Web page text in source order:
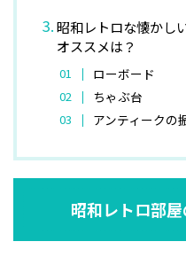
昭和レトロな懐かし
オススメは？
ローボード
ちゃぶ台
アンティークの
昭和レトロ部